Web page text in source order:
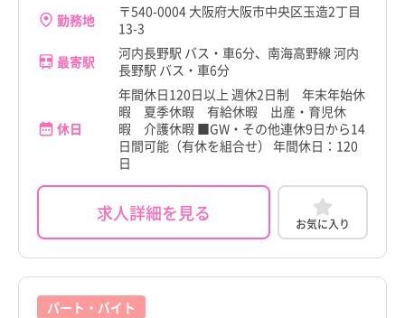
勤務地
〒540-0004 大阪府大阪市中央区玉造2丁目
13-3
最寄駅
河内長野駅 バス・車6分、南海高野線 河内
長野駅 バス・車6分
休日
年間休日120日以上 週休2日制 年末年始休
暇 夏季休暇 有給休暇 出産・育児休
暇 介護休暇 ■GW・その他連休9日から14
日間可能（有休を組合せ） 年間休日：120
日
求人詳細を見る お気に入り
パート・バイト